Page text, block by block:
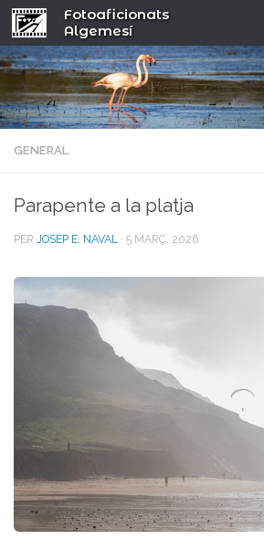
Fotoaficionats
Algemesí
GENERAL
Parapente a la platja
PER JOSEP E. NAVAL · 5 MARÇ, 2026